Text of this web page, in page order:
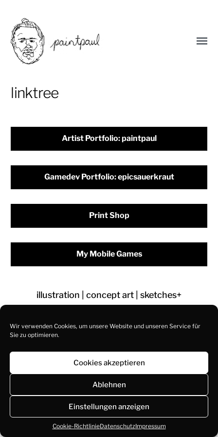
Wir verwenden Cookies, um unsere Website und unseren Service für
Sie zu optimieren.
Cookies akzeptieren
Ablehnen
Einstellungen anzeigen
Cookie-RichtlinieDatenschutzImpressum
linktree
Artist Portfolio: paintpaul
Gamedev Portfolio: epicsauerkraut
Print Shop
My Mobile Games
illustration concept art sketches+
© 2026paintpaul